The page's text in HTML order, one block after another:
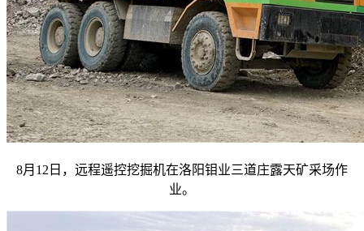
8月12日，远程遥控挖掘机在洛阳钼业三道庄露天矿采场作
业。